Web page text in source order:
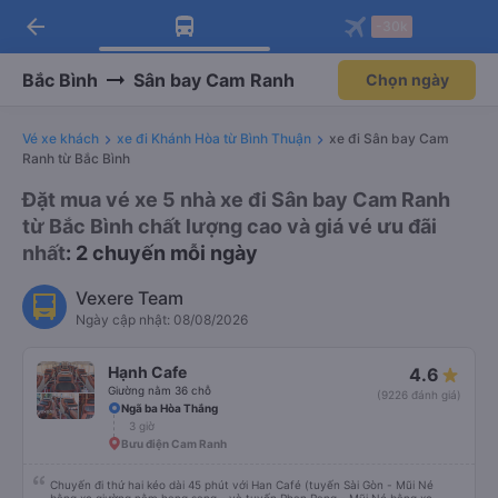
Tải app Vexere ngay!
Nhận ưu đãi thành viên độc
Mở app
Tải app Vexere
-30k/ghế khi đặt vé máy bay qua
Mở app
arrow_back
Bắc Bình Sân bay Cam Ranh Chọn ngày
Vé xe khách xe đi Khánh Hòa từ Bình Thuận
xe đi Sân bay Cam
Ranh từ Bắc Bình
Đặt mua vé xe 5 nhà xe đi Sân bay Cam Ranh
từ Bắc Bình chất lượng cao và giá vé ưu đãi
nhất: 2 chuyến mỗi ngày
Vexere Team
Ngày cập nhật: 08/08/2026
Hạnh Cafe
Giường nằm 36 chỗ
4.6
(9226 đánh giá)
Ngã ba Hòa Thắng
3 giờ
Bưu điện Cam Ranh
Chuyến đi thứ hai kéo dài 45 phút với Han Café (tuyến Sài Gòn - Mũi Né